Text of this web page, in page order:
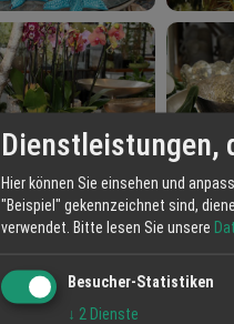
Dienstleistungen,
Hier können Sie einsehen und
"Beispiel" gekennzeichnet sind,
verwendet. Bitte lesen Sie unsere
Besucher-Statistiken
↓ 2 Dienste